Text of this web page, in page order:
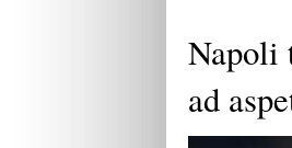
Napoli
ad